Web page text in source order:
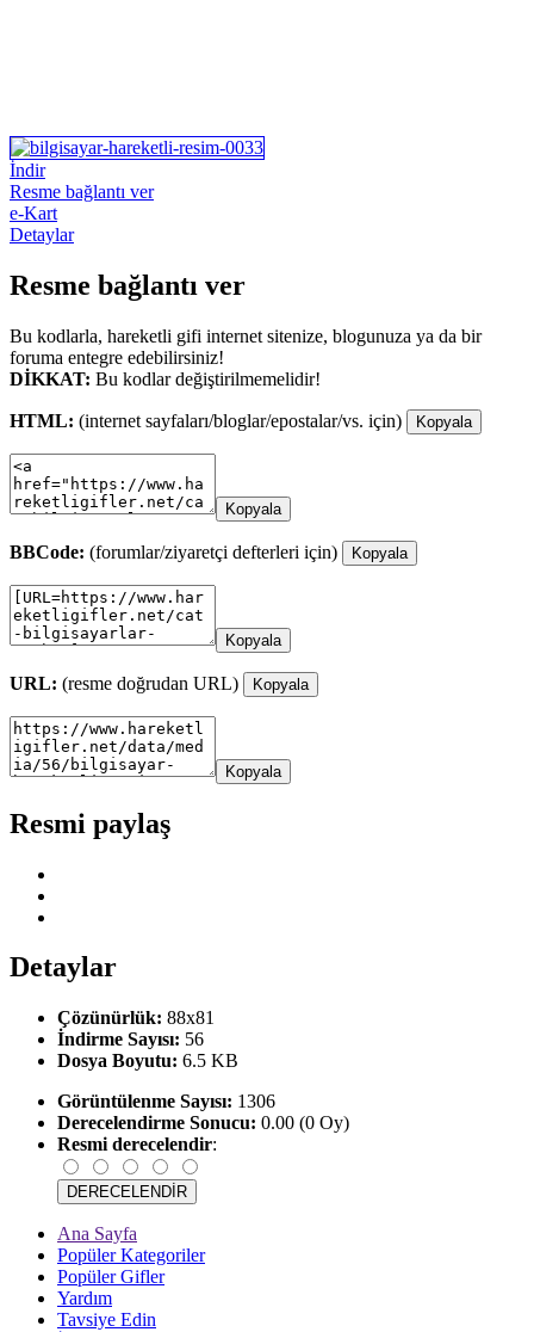
İndir
Resme bağlantı ver
e-Kart
Detaylar
Resme bağlantı ver
Bu kodlarla, hareketli gifi internet sitenize, blogunuza ya da bir
foruma entegre edebilirsiniz!
DİKKAT: Bu kodlar değiştirilmemelidir!
HTML: (internet sayfaları/bloglar/epostalar/vs. için) Kopyala
Kopyala
BBCode: (forumlar/ziyaretçi defterleri için) Kopyala
Kopyala
URL: (resme doğrudan URL) Kopyala
Kopyala
Resmi paylaş
Detaylar
Çözünürlük: 88x81
İndirme Sayısı: 56
Dosya Boyutu: 6.5 KB
Görüntülenme Sayısı: 1306
Derecelendirme Sonucu: 0.00 (0 Oy)
Resmi derecelendir:
Ana Sayfa
Popüler Kategoriler
Popüler Gifler
Yardım
Tavsiye Edin